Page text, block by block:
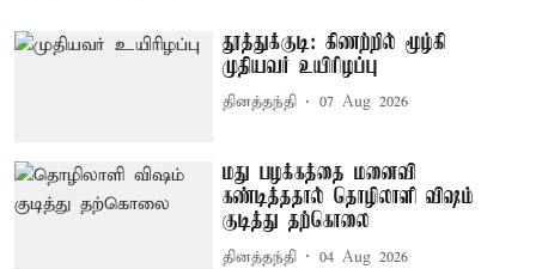
தூத்துக்குடி: கிணற்றில் மூழ்கி
முதியவர் உயிரிழப்பு
தினத்தந்தி 07 Aug 2026
மது பழக்கத்தை மனைவி
கண்டித்ததால் தொழிலாளி விஷம்
குடித்து தற்கொலை
தினத்தந்தி 04 Aug 2026